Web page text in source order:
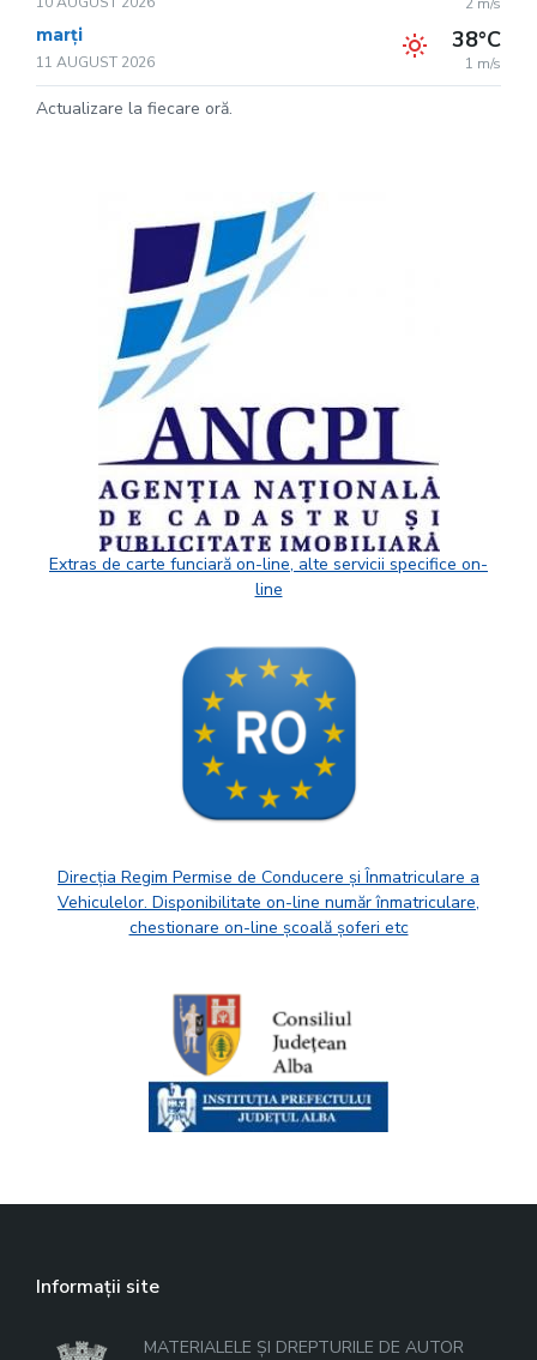
2 m/s
marți
11 AUGUST 2026
38°C
1 m/s
Actualizare la fiecare oră.
Extras de carte funciară on-line, alte servicii specifice on-
line
Direcția Regim Permise de Conducere și Înmatriculare a
Vehiculelor. Disponibilitate on-line număr înmatriculare,
chestionare on-line școală șoferi etc
Informații site
MATERIALELE ȘI DREPTURILE DE AUTOR